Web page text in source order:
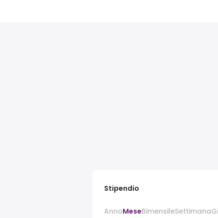
Stipendio
AnnoMeseBimensileSettimana